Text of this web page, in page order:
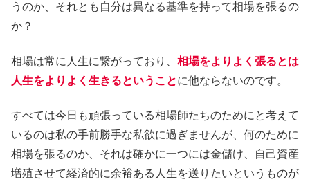
うのか、それとも自分は異なる基準を持って相場を張るの
か？
相場は常に人生に繋がっており、 相場をよりよく張るとは
人生をよりよく生きるということに他ならないのです。
すべては今日も頑張っている相場師たちのためにと考えて
いるのは私の手前勝手な私欲に過ぎませんが、何のために
相場を張るのか、それは確かに一つには金儲け、自己資産
増殖させて経済的に余裕ある人生を送りたいというものが